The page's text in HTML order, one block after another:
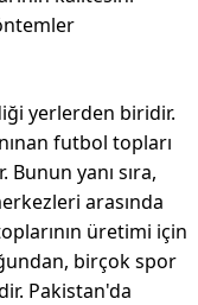
yerlerden biridir.
futbol topları
yanı sıra,
arasında
üretimi için
birçok spor
Pakistan'da